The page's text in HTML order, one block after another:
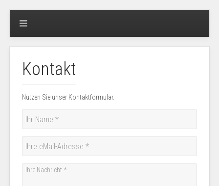
Kontakt
Nutzen Sie unser Kontaktformular.